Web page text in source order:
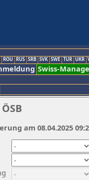
ROU RUS SRB SVK SWE TUR UKR
Swiss-
am 08.04.2025